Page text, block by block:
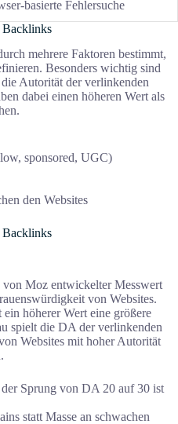
basierte Fehlersuche
mehrere Faktoren bestimmt,
Besonders wichtig sind
Autorität der verlinkenden
dabei einen höheren Wert als
sponsored, UGC)
den Websites
Moz entwickelter Messwert
von Websites.
höherer Wert eine größere
spielt die DA der verlinkenden
Websites mit hoher Autorität
Sprung von DA 20 auf 30 ist
statt Masse an schwachen